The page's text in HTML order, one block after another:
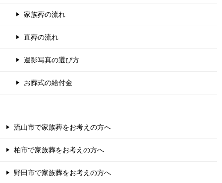
家族葬の流れ
直葬の流れ
遺影写真の選び方
お葬式の給付金
流山市で家族葬をお考えの方へ
柏市で家族葬をお考えの方へ
野田市で家族葬をお考えの方へ